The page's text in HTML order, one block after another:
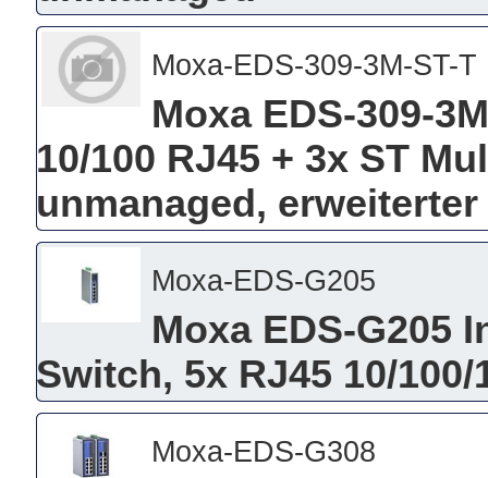
Moxa-EDS-309-3M-ST-T
Moxa EDS-309-
10/100 RJ45 + 3x ST
unmanaged,
Moxa-EDS-G205
Moxa EDS-G205
Switch, 5x RJ45 10/
Moxa-EDS-G308